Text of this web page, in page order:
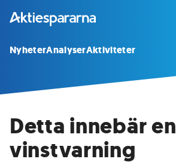
NyheterAnalyserAktiviteter
Detta innebär en
vinstvarning